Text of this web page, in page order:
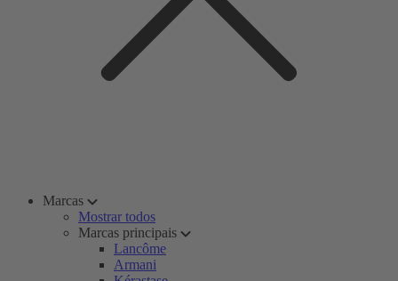
Marcas
Mostrar todos
Marcas principais
Lancôme
Armani